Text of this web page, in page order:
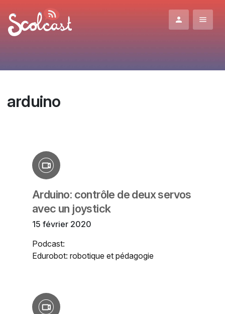
arduino
Arduino: contrôle de deux servos
avec un joystick
15 février 2020
Podcast:
Edurobot: robotique et pédagogie